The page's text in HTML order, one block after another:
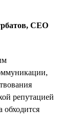
CEO
репутацией
обходится